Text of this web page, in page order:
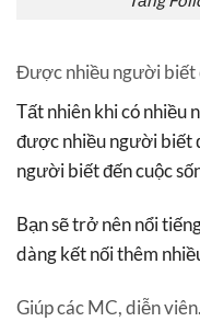
Được nhiều người biết
Tất nhiên khi có nhiều
được nhiều người biết
người biết đến cuộc
Bạn sẽ trở nên nổi
dàng kết nối thêm
Giúp các MC, diễn